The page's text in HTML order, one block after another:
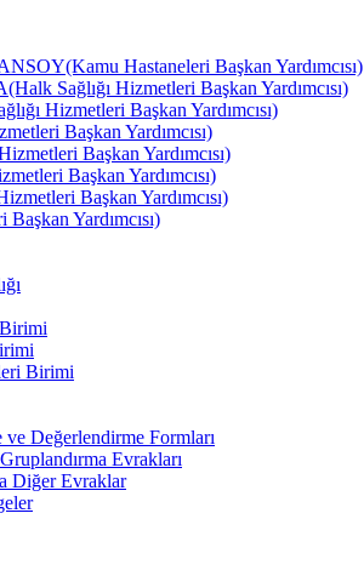
Hastaneleri Başkan Yardımcısı)
Sağlığı Hizmetleri Başkan Yardımcısı)
Hizmetleri Başkan Yardımcısı)
Başkan Yardımcısı)
Başkan Yardımcısı)
Başkan Yardımcısı)
Başkan Yardımcısı)
Yardımcısı)
Birimi
Değerlendirme Formları
Evrakları
Diğer Evraklar